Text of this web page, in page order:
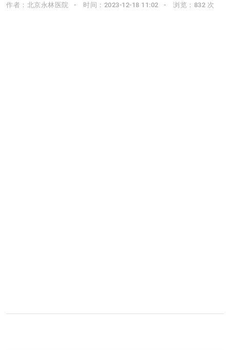
作者：北京永林医院 时间：2023-12-18 11:02 浏览：832 次